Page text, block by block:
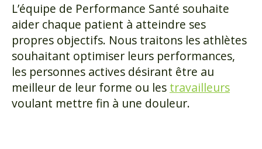
L’équipe de Performance Santé souhaite
aider chaque patient à atteindre ses
propres objectifs. Nous traitons les athlètes
souhaitant optimiser leurs performances,
les personnes actives désirant être au
meilleur de leur forme ou les travailleurs
voulant mettre fin à une douleur.